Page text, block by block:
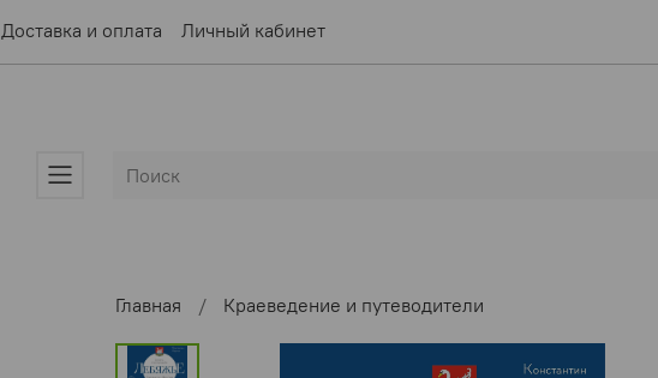
Доставка и оплата Личный кабинет
Главная Краеведение и путеводители